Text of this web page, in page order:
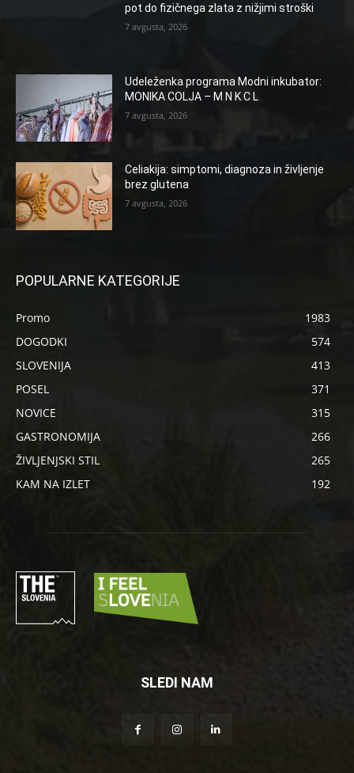
pot do fizičnega zlata z nižjimi stroški
7 avgusta, 2026
Udeleženka programa Modni inkubator:
MONIKA COLJA – M N K C L
7 avgusta, 2026
Celiakija: simptomi, diagnoza in življenje
brez glutena
7 avgusta, 2026
POPULARNE KATEGORIJE
Promo
1983
DOGODKI
574
SLOVENIJA
413
POSEL
371
NOVICE
315
GASTRONOMIJA
266
ŽIVLJENJSKI STIL
265
KAM NA IZLET
192
SLEDI NAM